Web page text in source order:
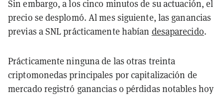
Sin embargo, a los cinco minutos de su actuación, el
precio se desplomó. Al mes siguiente, las ganancias
previas a SNL prácticamente habían desaparecido.
Prácticamente ninguna de las otras treinta
criptomonedas principales por capitalización de
mercado registró ganancias o pérdidas notables hoy